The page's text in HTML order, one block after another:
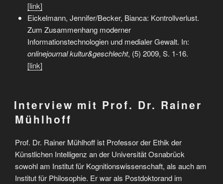
[link]
Eickelmann, Jennifer/Becker, Bianca: Kontrollverlust.
Zum Zusammenhang moderner
Informationstechnologien und medialer Gewalt. In:
onlinejournal kultur&geschlecht, (5) 2009, S. 1-16.
[link]
Interview mit Prof. Dr. Rainer
Mühlhoff
Prof. Dr. Rainer Mühlhoff ist Professor der Ethik der
Künstlichen Intelligenz an der Universität Osnabrück
sowohl am Institut für Kognitionswissenschaft, als auch am
Institut für Philosophie. Er war als Postdoktorand im